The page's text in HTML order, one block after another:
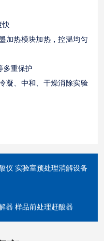
快
加热模块加热，控温均匀
多重保护
凝、中和、干燥消除实验
仪 实验室预处理消解设备
器 样品前处理赶酸器